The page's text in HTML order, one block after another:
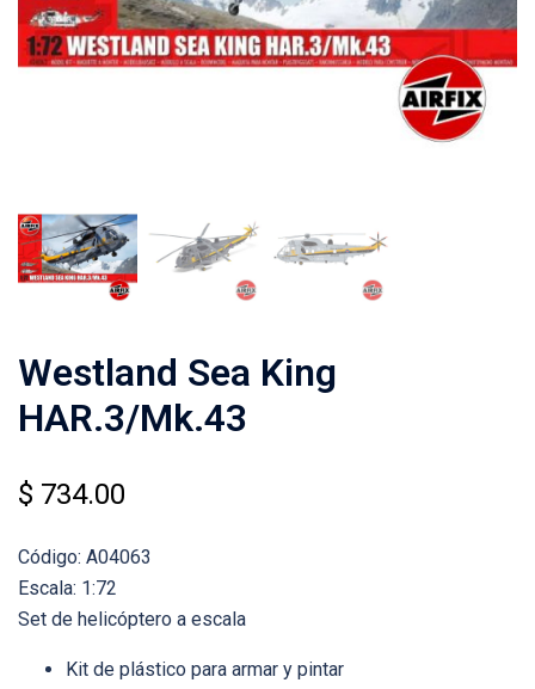
Westland Sea King
HAR.3/Mk.43
$ 734.00
Código: A04063
Escala: 1:72
Set de helicóptero a escala
Kit de plástico para armar y pintar